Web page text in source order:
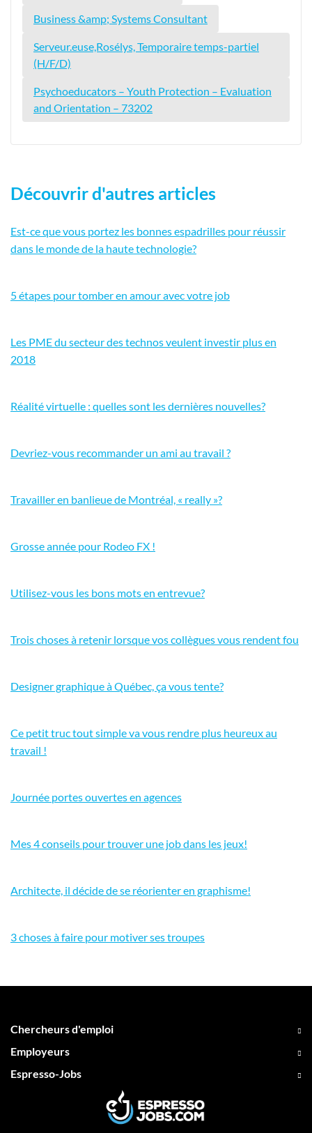
Business &amp; Systems Consultant
Serveur.euse,Rosélys, Temporaire temps-partiel
(H/F/D)
Psychoeducators – Youth Protection – Evaluation
and Orientation – 73202
Découvrir d'autres articles
Est-ce que vous portez les bonnes espadrilles pour réussir
dans le monde de la haute technologie?
5 étapes pour tomber en amour avec votre job
Les PME du secteur des technos veulent investir plus en
2018
Réalité virtuelle : quelles sont les dernières nouvelles?
Devriez-vous recommander un ami au travail ?
Travailler en banlieue de Montréal, « really »?
Grosse année pour Rodeo FX !
Utilisez-vous les bons mots en entrevue?
Trois choses à retenir lorsque vos collègues vous rendent fou
Designer graphique à Québec, ça vous tente?
Ce petit truc tout simple va vous rendre plus heureux au
travail !
Journée portes ouvertes en agences
Mes 4 conseils pour trouver une job dans les jeux!
Architecte, il décide de se réorienter en graphisme!
3 choses à faire pour motiver ses troupes
Chercheurs d'emploi
Employeurs
Espresso-Jobs